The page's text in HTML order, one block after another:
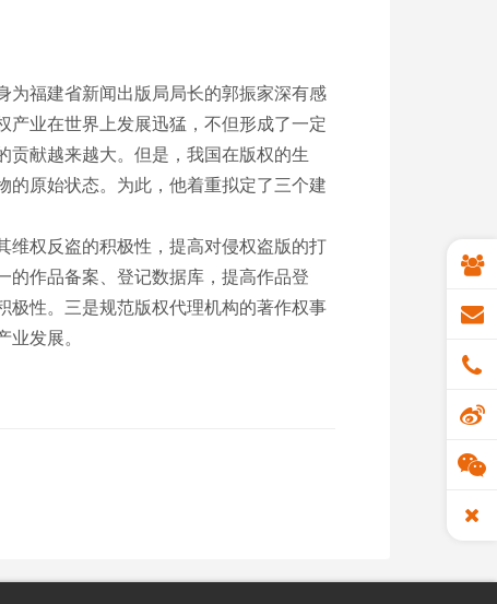
福建省新闻出版局局长的郭振家深有感
产业在世界上发展迅猛，不但形成了一定
贡献越来越大。但是，我国在版权的生
的原始状态。为此，他着重拟定了三个建
权反盗的积极性，提高对侵权盗版的打
的作品备案、登记数据库，提高作品登
极性。三是规范版权代理机构的著作权事
发展。